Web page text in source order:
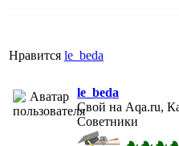
Нравится le_beda
le_beda
Свой на Aqa.ru,
Советники